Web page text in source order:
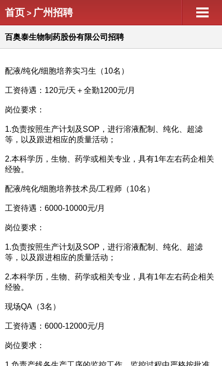
首页 > 广州招聘
百奥泰生物制药股份有限公司招聘
配液/纯化/细胞培养实习生（10名）
工资待遇：120元/天＋全勤1200元/月
岗位要求：
1.负责按照生产计划及SOP，进行溶液配制、纯化、超滤
等，以及跟进相应的质量活动；
2.本科学历，生物、药学或相关专业，具有1年左右药企相关
经验。
配液/纯化/细胞培养技术员/工程师（10名）
工资待遇：6000-10000元/月
岗位要求：
1.负责按照生产计划及SOP，进行溶液配制、纯化、超滤
等，以及跟进相应的质量活动；
2.本科学历，生物、药学或相关专业，具有1年左右药企相关
经验。
现场QA（3名）
工资待遇：6000-12000元/月
岗位要求：